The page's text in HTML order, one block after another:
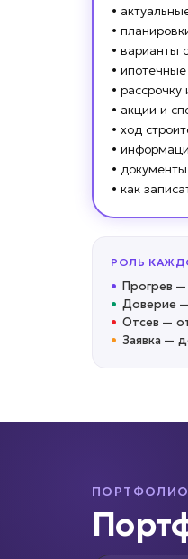
•
•
• варианты
•
•
• акции и
• ход
•
•
• как
РОЛЬ
• Прогрев —
• Доверие —
• Отсев —
• Заявка —
ПОРТФОЛИО